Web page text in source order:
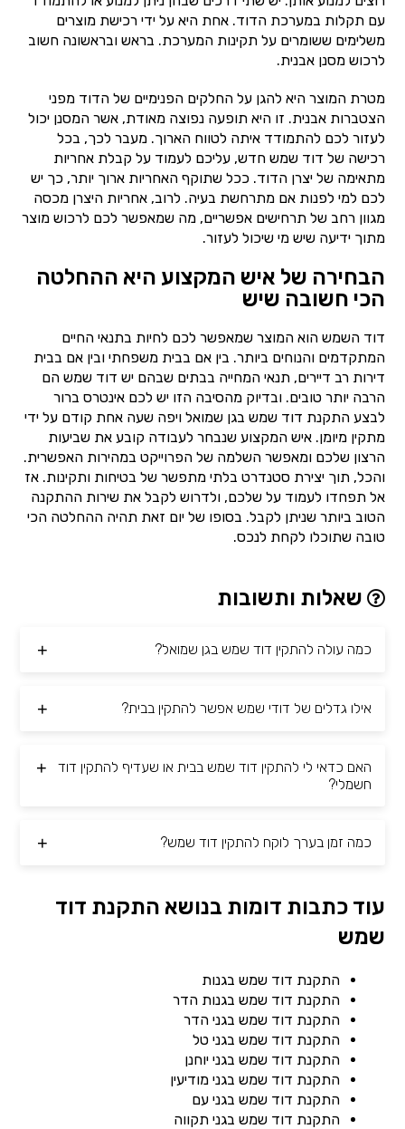
עם תקלות במערכת הדוד. אחת היא על ידי רכישת מוצרים
משלימים ששומרים על תקינות המערכת. בראש ובראשונה חשוב
לרכוש מסנן אבנית.
מטרת המוצר היא להגן על החלקים הפנימיים של הדוד מפני
הצטברות אבנית. זו היא תופעה נפוצה מאודת, אשר המסנן יכול
לעזור לכם להתמודד איתה לטווח הארוך. מעבר לכך, בכל
רכישה של דוד שמש חדש, עליכם לעמוד על קבלת אחריות
מתאימה של יצרן הדוד. ככל שתוקף האחריות ארוך יותר, כך יש
לכם למי לפנות אם מתרחשת בעיה. לרוב, אחריות היצרן מכסה
מגוון רחב של תרחישים אפשריים, מה שמאפשר לכם לרכוש מוצר
מתוך ידיעה שיש מי שיכול לעזור.
הבחירה של איש המקצוע היא ההחלטה
הכי חשובה שיש
דוד השמש הוא המוצר שמאפשר לכם לחיות בתנאי החיים
המתקדמים והנוחים ביותר. בין אם בבית משפחתי ובין אם בבית
דירות רב דיירים, תנאי המחייה בבתים שבהם יש דוד שמש הם
הרבה יותר טובים. ובדיוק מהסיבה הזו יש לכם אינטרס ברור
לבצע התקנת דוד שמש בגן שמואל ויפה שעה אחת קודם על ידי
מתקין מיומן. איש המקצוע שנבחר לעבודה קובע את שביעות
הרצון שלכם ומאפשר השלמה של הפרוייקט במהירות האפשרית.
והכל, תוך יצירת סטנדרט בלתי מתפשר של בטיחות ותקינות. אז
אל תפחדו לעמוד על שלכם, ולדרוש לקבל את שירות ההתקנה
הטוב ביותר שניתן לקבל. בסופו של יום זאת תהיה ההחלטה הכי
טובה שתוכלו לקחת לנכס.
שאלות ותשובות
כמה עולה להתקין דוד שמש בגן שמואל?
אילו גדלים של דודי שמש אפשר להתקין בבית?
האם כדאי לי להתקין דוד שמש בבית או שעדיף להתקין דוד
חשמלי?
כמה זמן בערך לוקח להתקין דוד שמש?
עוד כתבות דומות בנושא התקנת דוד
שמש
התקנת דוד שמש בגנות
התקנת דוד שמש בגנות הדר
התקנת דוד שמש בגני הדר
התקנת דוד שמש בגני טל
התקנת דוד שמש בגני יוחנן
התקנת דוד שמש בגני מודיעין
התקנת דוד שמש בגני עם
התקנת דוד שמש בגני תקווה